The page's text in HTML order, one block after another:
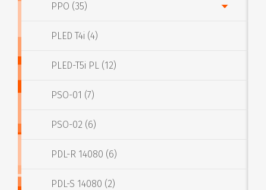
PPO (35)
PLED T4i (4)
PLED-T5i PL (12)
PSO-01 (7)
PSO-02 (6)
PDL-R 14080 (6)
PDL-S 14080 (2)